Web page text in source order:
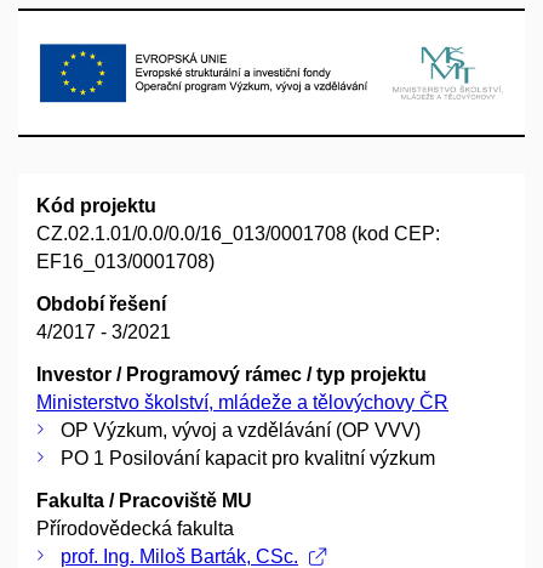
Kód projektu
CZ.02.1.01/0.0/0.0/16_013/0001708 (kod CEP:
EF16_013/0001708)
Období řešení
4/2017 - 3/2021
Investor / Programový rámec / typ projektu
Ministerstvo školství, mládeže a tělovýchovy ČR
OP Výzkum, vývoj a vzdělávání (OP VVV)
PO 1 Posilování kapacit pro kvalitní výzkum
Fakulta / Pracoviště MU
Přírodovědecká fakulta
prof. Ing. Miloš Barták, CSc.